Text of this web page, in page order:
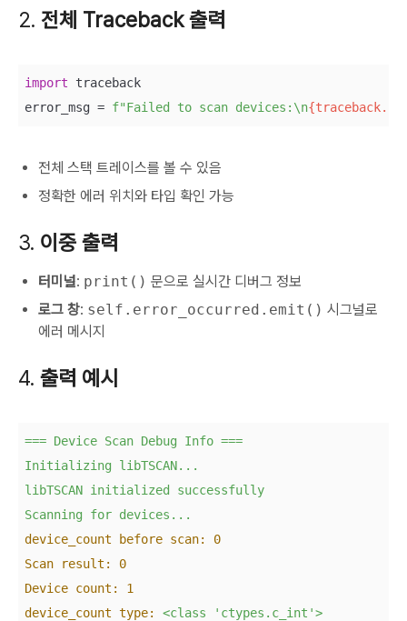
2. 전체 Traceback 출력
import traceback
error_msg = f"Failed to scan devices:\n
전체 스택 트레이스를 볼 수 있음
정확한 에러 위치와 타입 확인 가능
3. 이중 출력
터미널: print() 문으로 실시간 디버그 정보
로그 창: self.error_occurred.emit() 시그널로
에러 메시지
4. 출력 예시
=== Device Scan Debug Info ===
Initializing
libTSCAN...
libTSCAN initialized
successfully
Scanning
for devices...
device_count before scan:
0
Scan result:
0
Device count:
1
device_count type:
<class 'ctypes.c_int'>